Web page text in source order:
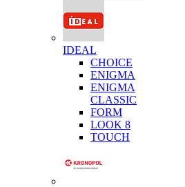
IDEAL
CHOICE
ENIGMA
ENIGMA
CLASSIC
FORM
LOOK 8
TOUCH